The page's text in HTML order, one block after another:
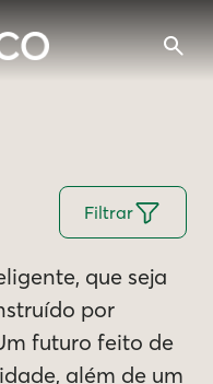
Filtrar
que seja
por
futuro feito de
além de um